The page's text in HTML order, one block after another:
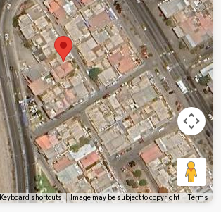
Keyboard shortcuts Image may be subject to copyright Terms